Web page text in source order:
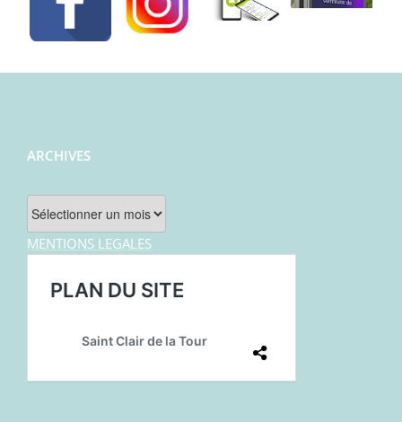
ARCHIVES
Archives
MENTIONS LEGALES